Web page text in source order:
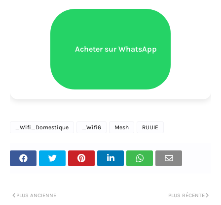
Acheter sur WhatsApp
_Wifi_Domestique _Wifi6 Mesh RUIJIE
PLUS RÉCENTE
PLUS ANCIENNE